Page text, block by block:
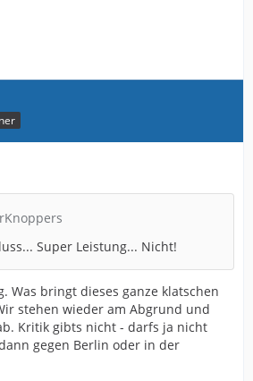
Super Leistung... Nicht!
Was bringt dieses ganze klatschen
stehen wieder am Abgrund und
Kritik gibts nicht - darfs ja nicht
gegen Berlin oder in der